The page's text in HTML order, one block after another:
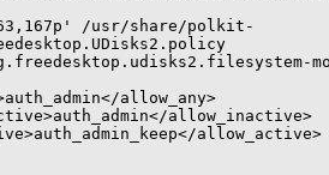
/usr/share/polkit-